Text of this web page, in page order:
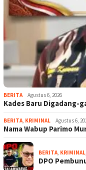
BERITA Agustus 6, 2026
Kades Baru Digadang-
BERITA, KRIMINAL Agustus 6,
Nama Wabup Parimo
BERITA, KRIMINAL,
DPO